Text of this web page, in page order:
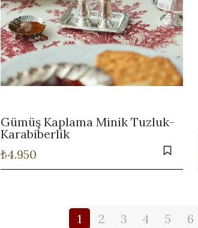
Gümüş Kaplama Minik Tuzluk-
Karabiberlik
₺4.950
1 2 3 4 5 6